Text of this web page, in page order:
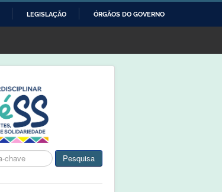
LEGISLAÇÃO ÓRGÃOS DO GOVERNO
Pesquisa